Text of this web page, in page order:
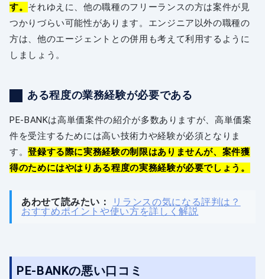
す。 それゆえに、他の職種のフリーランスの方は案件が見
つかりづらい可能性があります。エンジニア以外の職種の
方は、他のエージェントとの併用も考えて利用するように
しましょう。
ある程度の業務経験が必要である
PE-BANKは高単価案件の紹介が多数ありますが、高単価案
件を受注するためには高い技術力や経験が必須となりま
す。登録する際に実務経験の制限はありませんが、案件獲
得のためにはやはりある程度の実務経験が必要でしょう。
あわせて読みたい：
リランスの気になる評判は？
おすすめポイントや使い方を詳しく解説
PE-BANKの悪い口コミ